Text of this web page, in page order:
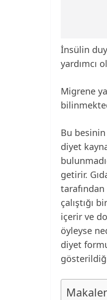
İnsülin
yardımcı
Migrene
Bu
diyet
getirir.
çalıştığı
içerir ve
öyleyse
diyet